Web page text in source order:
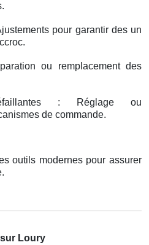
pour garantir des un
ou remplacement des
: Réglage ou
de commande.
outils modernes pour assurer
Loury